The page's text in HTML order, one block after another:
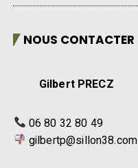
NOUS CONTACTER
Gilbert PRECZ
06 80 32 80 49
gilbertp@sillon38.com